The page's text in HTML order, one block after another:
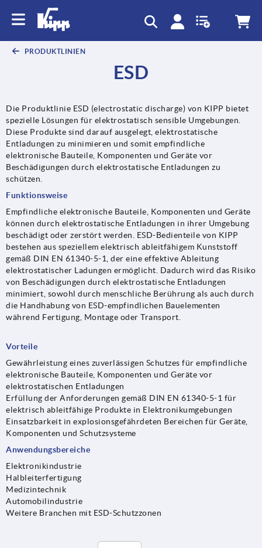
PRODUKTLINIEN
ESD
Die Produktlinie ESD (electrostatic discharge) von KIPP bietet
spezielle Lösungen für elektrostatisch sensible Umgebungen.
Diese Produkte sind darauf ausgelegt, elektrostatische
Entladungen zu minimieren und somit empfindliche
elektronische Bauteile, Komponenten und Geräte vor
Beschädigungen durch elektrostatische Entladungen zu
schützen.
Funktionsweise
Empfindliche elektronische Bauteile, Komponenten und Geräte
können durch elektrostatische Entladungen in ihrer Umgebung
beschädigt oder zerstört werden. ESD-Bedienteile von KIPP
bestehen aus speziellem elektrisch ableitfähigem Kunststoff
gemäß DIN EN 61340-5-1, der eine effektive Ableitung
elektrostatischer Ladungen ermöglicht. Dadurch wird das Risiko
von Beschädigungen durch elektrostatische Entladungen
minimiert, sowohl durch menschliche Berührung als auch durch
die Handhabung von ESD-empfindlichen Bauelementen
während Fertigung, Montage oder Transport.
Vorteile
Gewährleistung eines zuverlässigen Schutzes für empfindliche
elektronische Bauteile, Komponenten und Geräte vor
elektrostatischen Entladungen
Erfüllung der Anforderungen gemäß DIN EN 61340-5-1 für
elektrisch ableitfähige Produkte in Elektronikumgebungen
Einsatzbarkeit in explosionsgefährdeten Bereichen für Geräte,
Komponenten und Schutzsysteme
Anwendungsbereiche
Elektronikindustrie
Halbleiterfertigung
Medizintechnik
Automobilindustrie
Weitere Branchen mit ESD-Schutzzonen